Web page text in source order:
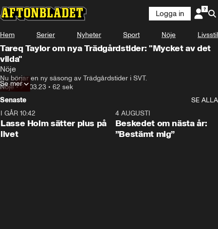
Logga in
Hem Serier Nyheter Sport Nöje Livsstil
Tareq Taylor om nya Trädgårdstider: "Mycket av det
vilda"
Nöje
Nu börjar en ny säsong av Trädgårdstider i SVT.
Nöje•23.03.23 • 62 sek
Se mer
Senaste
SE ALLA
I GÅR 10:42
Lasse Holm sätter plus på
livet
4 AUGUSTI
Beskedet om nästa år:
”Bestämt mig”